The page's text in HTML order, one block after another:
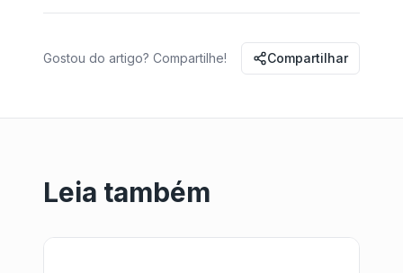
Gostou do artigo? Compartilhe! Compartilhar
Leia também